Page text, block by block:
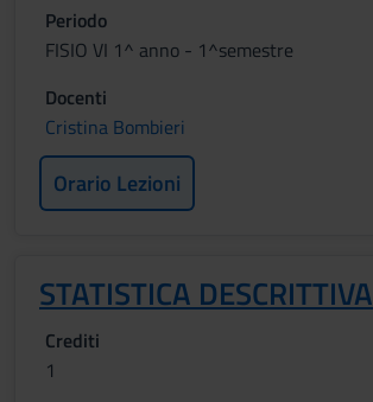
Periodo
FISIO VI 1^ anno - 1^semestre
Docenti
Cristina Bombieri
Orario Lezioni
STATISTICA DESCRITTIVA
Crediti
1